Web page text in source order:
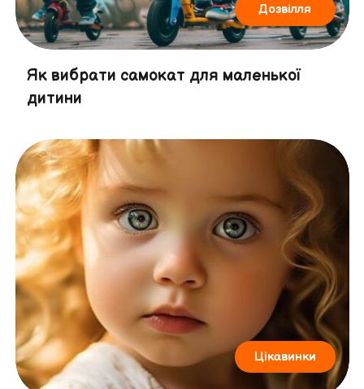
Дозвілля
Як вибрати самокат для маленької
дитини
Цікавинки